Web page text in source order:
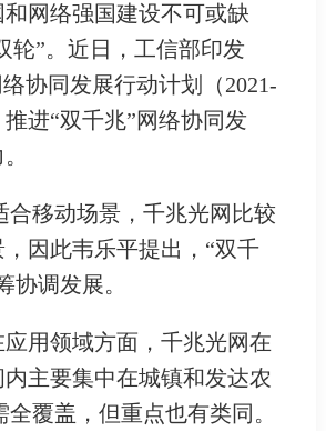
网络强国建设不可或缺
轮”。近日，工信部印发
络协同发展行动计划（2021-
推进“双千兆”网络协同发
移动场景，千兆光网比较
因此韦乐平提出，“双千
协调发展。
领域方面，千兆光网在
主要集中在城镇和发达农
全覆盖，但重点也有类同。